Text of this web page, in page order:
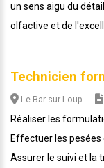
un sens aigu du
olfactive et de
Technicien
Le Bar-sur-Loup
Réaliser les
Effectuer les pesées
Assurer le suivi et la